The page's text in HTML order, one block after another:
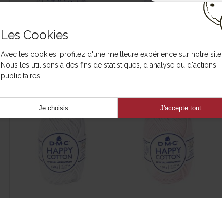
Bobine de Happy Cotton
DMC 20 gr violet
Bobine de Happy Cotton
DMC 20 gr gris perle
12 U392 757
Les Cookies
Avec les cookies, profitez d'une meilleure expérience sur notre site.
Nous les utilisons à des fins de statistiques, d'analyse ou d'actions
publicitaires.
Je choisis J'accepte tout